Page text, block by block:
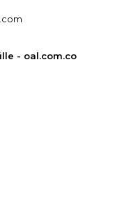
- oal.com.co